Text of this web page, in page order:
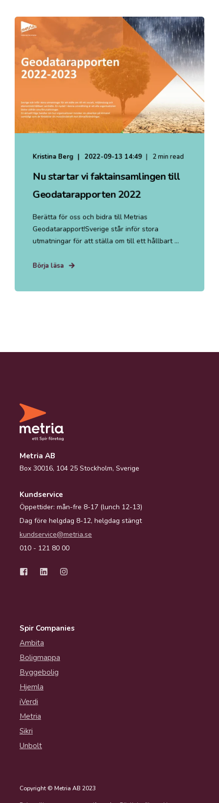
Kristina Berg 2022-09-13 14:49 2 min read
Nu startar vi faktainsamlingen till
Geodatarapporten 2022
Berätta för oss och bidra till Metrias
Geodatarapport!Sverige står inför stora
utmatningar för att ställa om till ett hållbart ...
Börja läsa
Metria AB
Box 30016, 104 25 Stockholm, Sverige
Kundservice
Öppettider: mån-fre 8-17 (lunch 12-13)
Dag före helgdag 8-12, helgdag stängt
kundservice@metria.se
010 - 121 80 00
Spir Companies
Ambita
Boligmappa
Byggebolig
Hjemla
iVerdi
Metria
Sikri
Unbolt
Copyright © Metria AB 2023